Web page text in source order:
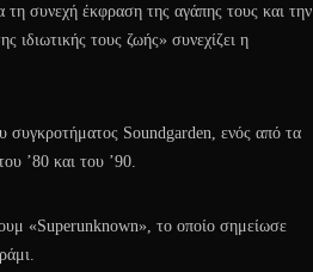
συνεχή έκφραση της αγάπης τους και την
ιδιωτικής τους ζωής» συνεχίζει η
συγκροτήματος Soundgarden, ενός από τα
’80 και του ’90.
«Superunknown», το οποίο σημείωσε